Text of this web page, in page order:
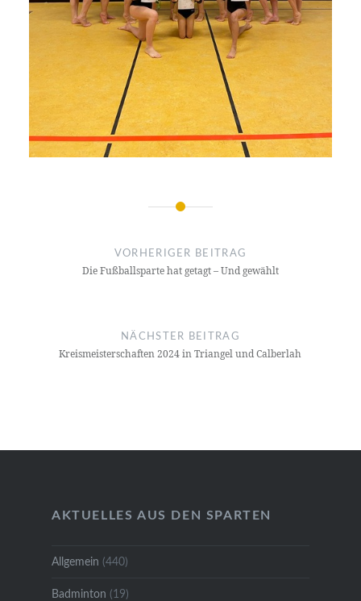
Beitragsnavigation
VORHERIGER BEITRAG
Die Fußballsparte hat getagt – Und gewählt
NÄCHSTER BEITRAG
Kreismeisterschaften 2024 in Triangel und Calberlah
AKTUELLES AUS DEN SPARTEN
Allgemein (440)
Badminton (19)